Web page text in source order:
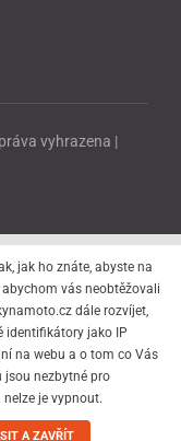
vyhrazena |
Čivice
jak ho znáte, abyste na
vás neobtěžovali
dále rozvíjet,
identifikátory jako IP
na webu a o tom co Vás
jsou nezbytné pro
je vypnout.
A ZAVŘÍT